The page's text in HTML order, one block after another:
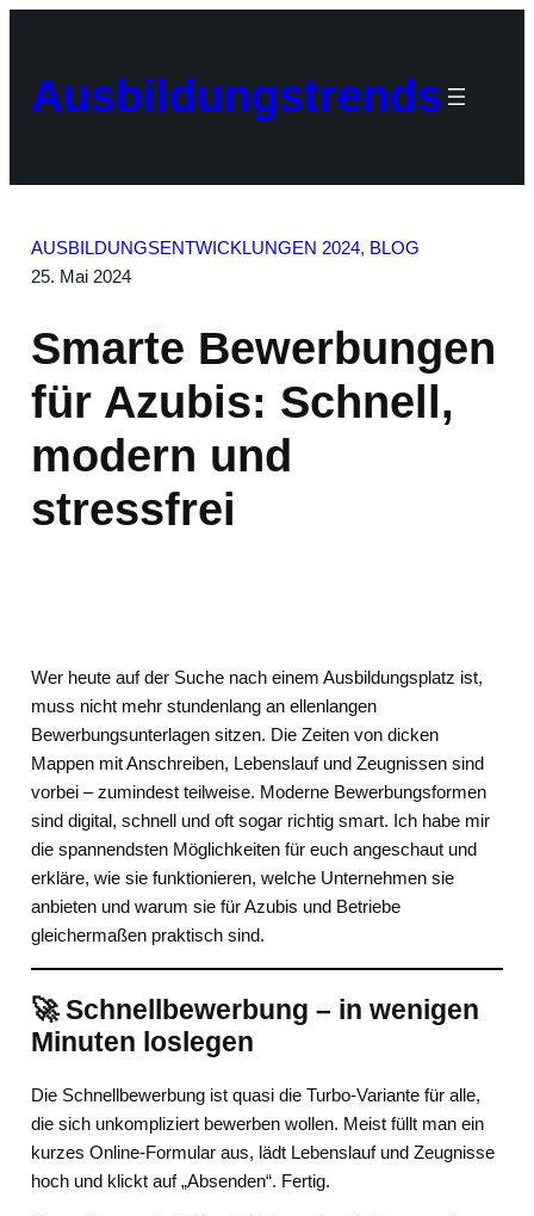
springen
Ausbildungstrends
AUSBILDUNGSENTWICKLUNGEN 2024, BLOG
25. Mai 2024
Smarte Bewerbungen
für Azubis: Schnell,
modern und
stressfrei
Wer heute auf der Suche nach einem Ausbildungsplatz ist,
muss nicht mehr stundenlang an ellenlangen
Bewerbungsunterlagen sitzen. Die Zeiten von dicken
Mappen mit Anschreiben, Lebenslauf und Zeugnissen sind
vorbei – zumindest teilweise. Moderne Bewerbungsformen
sind digital, schnell und oft sogar richtig smart. Ich habe mir
die spannendsten Möglichkeiten für euch angeschaut und
erkläre, wie sie funktionieren, welche Unternehmen sie
anbieten und warum sie für Azubis und Betriebe
gleichermaßen praktisch sind.
🚀 Schnellbewerbung – in wenigen
Minuten loslegen
Die Schnellbewerbung ist quasi die Turbo-Variante für alle,
die sich unkompliziert bewerben wollen. Meist füllt man ein
kurzes Online-Formular aus, lädt Lebenslauf und Zeugnisse
hoch und klickt auf „Absenden“. Fertig.